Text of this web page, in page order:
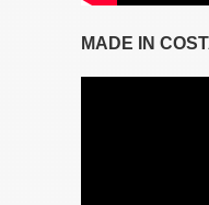
MADE IN